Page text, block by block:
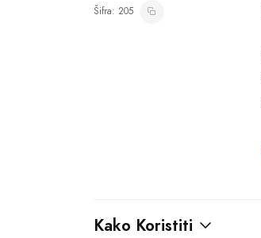
Šifra: 205
Kako Koristiti